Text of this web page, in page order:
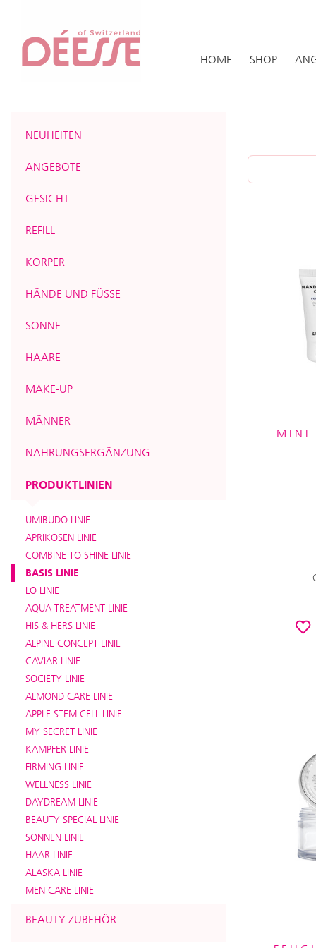
HOME SHOP
NEUHEITEN
ANGEBOTE
GESICHT
REFILL
KÖRPER
HÄNDE UND FÜSSE
SONNE
HAARE
MAKE-UP
MÄNNER
NAHRUNGSERGÄNZUNG
PRODUKTLINIEN
UMIBUDO LINIE
APRIKOSEN LINIE
COMBINE TO SHINE LINIE
BASIS LINIE
LO LINIE
AQUA TREATMENT LINIE
HIS & HERS LINIE
ALPINE CONCEPT LINIE
CAVIAR LINIE
SOCIETY LINIE
ALMOND CARE LINIE
APPLE STEM CELL LINIE
MY SECRET LINIE
KAMPFER LINIE
FIRMING LINIE
WELLNESS LINIE
DAYDREAM LINIE
BEAUTY SPECIAL LINIE
SONNEN LINIE
HAAR LINIE
ALASKA LINIE
MEN CARE LINIE
BEAUTY ZUBEHÖR
MINI